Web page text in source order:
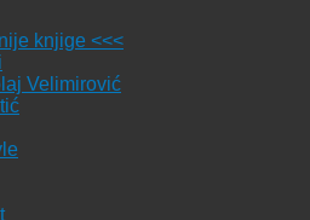
knjige <<<
Velimirović